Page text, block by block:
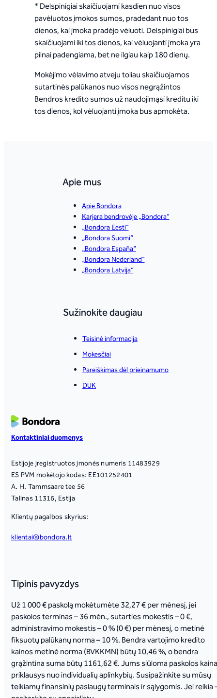
* Delspinigiai skaičiuojami kasdien nuo visos
pavėluotos įmokos sumos, pradedant nuo tos
dienos, kai įmoka pradėjo vėluoti. Delspinigiai bus
skaičiuojami iki tos dienos, kai vėluojanti įmoka yra
pilnai padengiama, bet ne ilgiau kaip 180 dienų.
Mokėjimo vėlavimo atveju toliau skaičiuojamos
sutartinės palūkanos nuo visos negrąžintos
Bendros kredito sumos už naudojimąsi kreditu iki
tos dienos, kol vėluojanti įmoka bus apmokėta.
Apie mus
Apie Bondora
Karjera bendrovėje „Bondora“
„Bondora Eesti“
„Bondora Suomi“
„Bondora España“
„Bondora Nederland“
„Bondora Latvija“
Sužinokite daugiau
Teisinė informacija
Mokesčiai
Pareiškimas dėl prieinamumo
DUK
Kontaktiniai duomenys
Estijoje įregistruotos įmonės numeris 11483929
ES PVM mokėtojo kodas: EE101252401
A. H. Tammsaare tee 56
Talinas 11316, Estija
Klientų pagalbos skyrius:
klientai@bondora.lt
Tipinis pavyzdys
Už 1 000 € paskolą mokėtumėte 32,27 € per mėnesį, jei
paskolos terminas – 36 mėn., sutarties mokestis – 0 €,
administravimo mokestis – 0 % (0 €) per mėnesį, o metinė
fiksuotų palūkanų norma – 10 %. Bendra vartojimo kredito
kainos metinė norma (BVKKMN) būtų 10,46 %, o bendra
grąžintina suma būtų 1161,62 €. Jums siūloma paskolos kaina
priklausys nuo individualių aplinkybių. Susipažinkite su mūsų
teikiamų finansinių paslaugų terminais ir sąlygomis. Jei reikia